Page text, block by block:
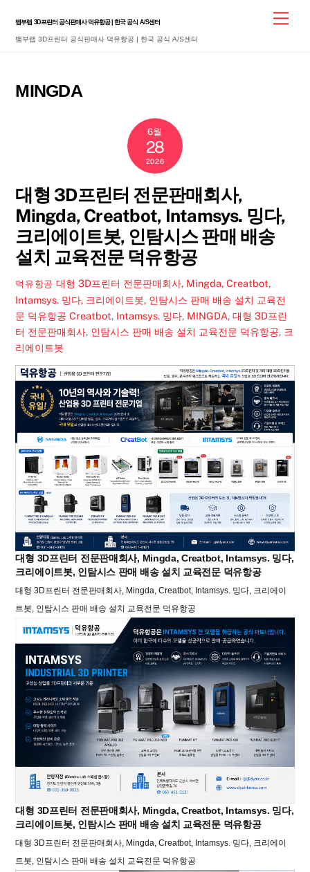
content
뱀부랩 3D프린터 공식판매사 덕유항공 | 한국 공식 A/S센터
뱀부랩 3D프린터 공식판매사 덕유항공 | 한국 공식 A/S센터
MINGDA
6월
28
2026
대형 3D프린터 전문판매회사,
Mingda, Creatbot, Intamsys. 밍다,
크리에이트봇, 인탐시스 판매 배송
설치 교육전문 덕유항공
덕유항공 대형 3D프린터 전문판매회사, Mingda, Creatbot,
Intamsys. 밍다, 크리에이트봇, 인탐시스 판매 배송 설치 교육전
문 덕유항공 Creatbot, Intamsys. 밍다, MINGDA,대형 3D프린
터 전문판매회사, 인탐시스 판매 배송 설치 교육전문 덕유항공, 크
리에이트봇
대형 3D프린터 전문판매회사, Mingda, Creatbot, Intamsys. 밍다,
크리에이트봇, 인탐시스 판매 배송 설치 교육전문 덕유항공
대형 3D프린터 전문판매회사, Mingda, Creatbot, Intamsys. 밍다, 크리에이
트봇, 인탐시스 판매 배송 설치 교육전문 덕유항공
대형 3D프린터 전문판매회사, Mingda, Creatbot, Intamsys. 밍다,
크리에이트봇, 인탐시스 판매 배송 설치 교육전문 덕유항공
대형 3D프린터 전문판매회사, Mingda, Creatbot, Intamsys. 밍다, 크리에이
트봇, 인탐시스 판매 배송 설치 교육전문 덕유항공